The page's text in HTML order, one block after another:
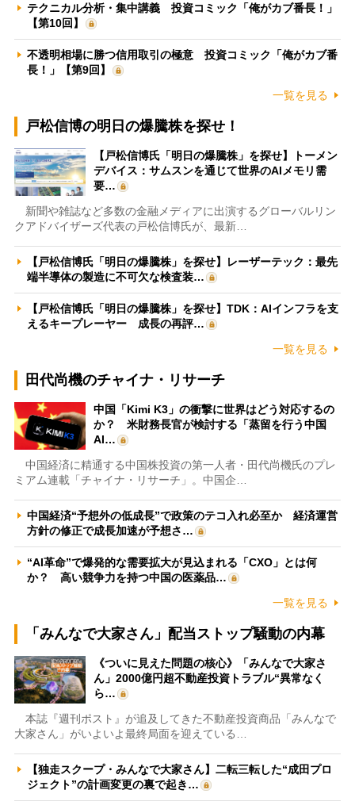
テクニカル分析・集中講義 投資コミック「俺がカブ番長！」
【第10回】
不透明相場に勝つ信用取引の極意 投資コミック「俺がカブ番
長！」【第9回】
一覧を見る
戸松信博の明日の爆騰株を探せ！
【戸松信博氏「明日の爆騰株」を探せ】トーメン
デバイス：サムスンを通じて世界のAIメモリ需
要…
新聞や雑誌など多数の金融メディアに出演するグローバルリン
クアドバイザーズ代表の戸松信博氏が、最新…
【戸松信博氏「明日の爆騰株」を探せ】レーザーテック：最先
端半導体の製造に不可欠な検査装…
【戸松信博氏「明日の爆騰株」を探せ】TDK：AIインフラを支
えるキープレーヤー 成長の再評…
一覧を見る
田代尚機のチャイナ・リサーチ
中国「Kimi K3」の衝撃に世界はどう対応するの
か？ 米財務長官が検討する「蒸留を行う中国
AI…
中国経済に精通する中国株投資の第一人者・田代尚機氏のプレ
ミアム連載「チャイナ・リサーチ」。中国企…
中国経済“予想外の低成長”で政策のテコ入れ必至か 経済運営
方針の修正で成長加速が予想さ…
“AI革命”で爆発的な需要拡大が見込まれる「CXO」とは何
か？ 高い競争力を持つ中国の医薬品…
一覧を見る
「みんなで大家さん」配当ストップ騒動の内幕
《ついに見えた問題の核心》「みんなで大家さ
ん」2000億円超不動産投資トラブル“異常なく
ら…
本誌『週刊ポスト』が追及してきた不動産投資商品「みんなで
大家さん」がいよいよ最終局面を迎えている…
【独走スクープ・みんなで大家さん】二転三転した“成田プロ
ジェクト”の計画変更の裏で起き…